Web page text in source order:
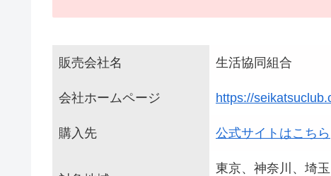
販売会社名 生活協同組合
会社ホームページ https://
購入先 公式サイトはこちら
東京、神奈川、埼